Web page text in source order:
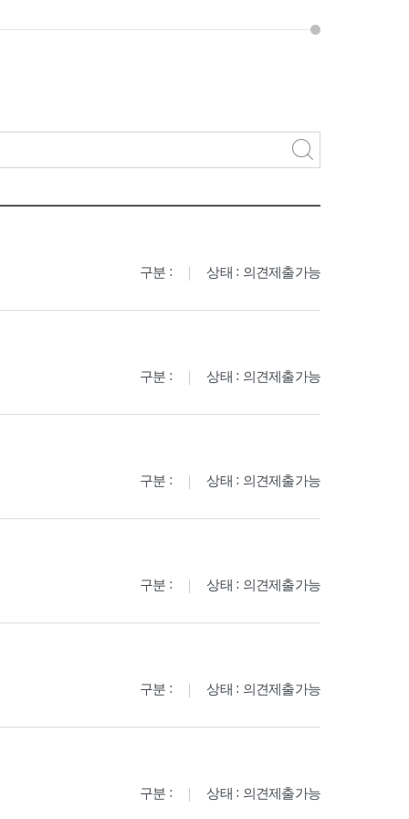
구분 : 상태 : 의견제출가능
구분 : 상태 : 의견제출가능
구분 : 상태 : 의견제출가능
구분 : 상태 : 의견제출가능
구분 : 상태 : 의견제출가능
구분 : 상태 : 의견제출가능